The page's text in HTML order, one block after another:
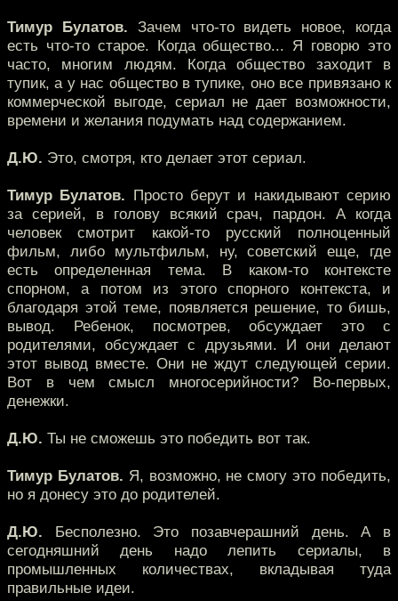
Тимур Булатов. Зачем что-то видеть новое, когда
есть что-то старое. Когда общество... Я говорю это
часто, многим людям. Когда общество заходит в
тупик, а у нас общество в тупике, оно все привязано к
коммерческой выгоде, сериал не дает возможности,
времени и желания подумать над содержанием.
Д.Ю. Это, смотря, кто делает этот сериал.
Тимур Булатов. Просто берут и накидывают серию
за серией, в голову всякий срач, пардон. А когда
человек смотрит какой-то русский полноценный
фильм, либо мультфильм, ну, советский еще, где
есть определенная тема. В каком-то контексте
спорном, а потом из этого спорного контекста, и
благодаря этой теме, появляется решение, то бишь,
вывод. Ребенок, посмотрев, обсуждает это с
родителями, обсуждает с друзьями. И они делают
этот вывод вместе. Они не ждут следующей серии.
Вот в чем смысл многосерийности? Во-первых,
денежки.
Д.Ю. Ты не сможешь это победить вот так.
Тимур Булатов. Я, возможно, не смогу это победить,
но я донесу это до родителей.
Д.Ю. Бесполезно. Это позавчерашний день. А в
сегодняшний день надо лепить сериалы, в
промышленных количествах, вкладывая туда
правильные идеи.